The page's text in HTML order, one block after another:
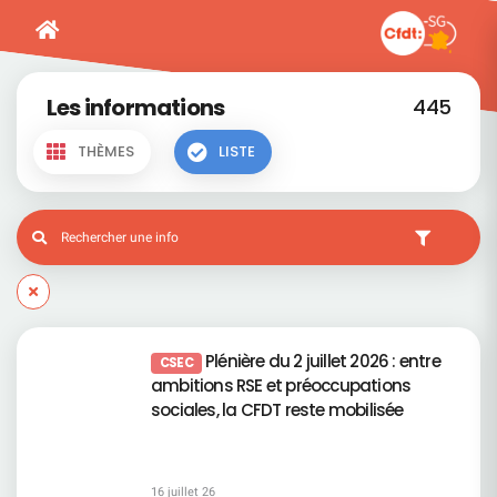
Les informations 445
THÈMES LISTE
CSEC Plénière du 2 juillet 2026 : entre
ambitions RSE et préoccupations
sociales, la CFDT reste mobilisée
16 juillet 26